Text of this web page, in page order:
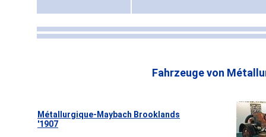
Fahrzeuge von
Métallurgique-Maybach Brooklands
'1907